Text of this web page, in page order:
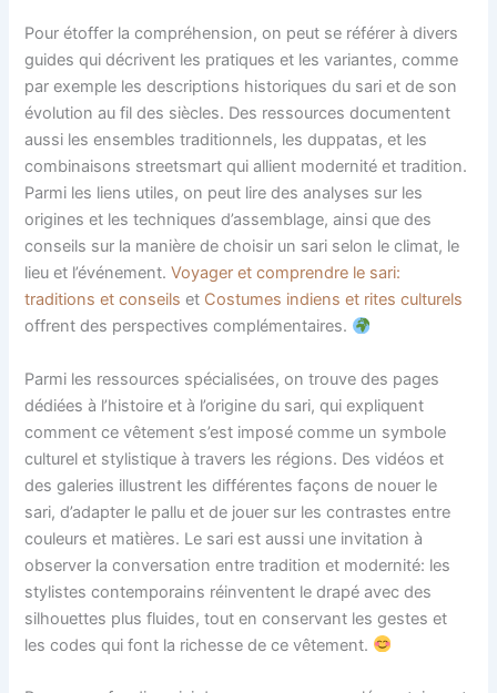
Pour étoffer la compréhension, on peut se référer à divers
guides qui décrivent les pratiques et les variantes, comme
par exemple les descriptions historiques du sari et de son
évolution au fil des siècles. Des ressources documentent
aussi les ensembles traditionnels, les duppatas, et les
combinaisons streetsmart qui allient modernité et tradition.
Parmi les liens utiles, on peut lire des analyses sur les
origines et les techniques d’assemblage, ainsi que des
conseils sur la manière de choisir un sari selon le climat, le
lieu et l’événement.Voyager et comprendre le sari:
traditions et conseils et Costumes indiens et rites culturels
offrent des perspectives complémentaires.
Parmi les ressources spécialisées, on trouve des pages
dédiées à l’histoire et à l’origine du sari, qui expliquent
comment ce vêtement s’est imposé comme un symbole
culturel et stylistique à travers les régions. Des vidéos et
des galeries illustrent les différentes façons de nouer le
sari, d’adapter le pallu et de jouer sur les contrastes entre
couleurs et matières. Le sari est aussi une invitation à
observer la conversation entre tradition et modernité: les
stylistes contemporains réinventent le drapé avec des
silhouettes plus fluides, tout en conservant les gestes et
les codes qui font la richesse de ce vêtement.